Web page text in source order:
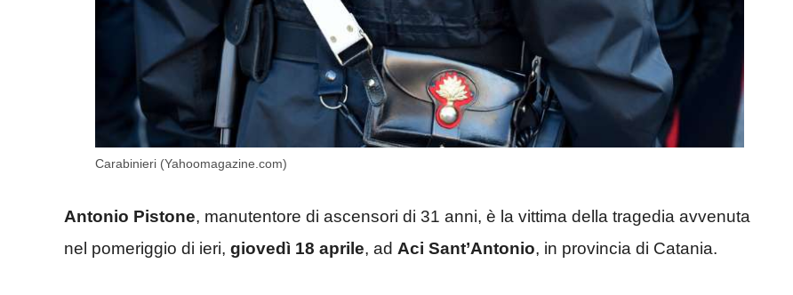
Carabinieri (Yahoomagazine.com)
Antonio Pistone, manutentore di ascensori di 31 anni, è la vittima della tragedia avvenuta
nel pomeriggio di ieri, giovedì 18 aprile, ad Aci Sant’Antonio, in provincia di Catania.